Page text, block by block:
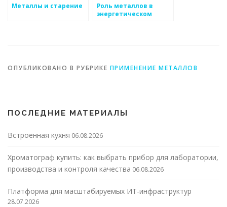
Металлы и старение
Роль металлов в
энергетическом
ОПУБЛИКОВАНО В РУБРИКЕ ПРИМЕНЕНИЕ МЕТАЛЛОВ
ПОСЛЕДНИЕ МАТЕРИАЛЫ
Встроенная кухня 06.08.2026
Хроматограф купить: как выбрать прибор для лаборатории,
производства и контроля качества 06.08.2026
Платформа для масштабируемых ИТ-инфраструктур
28.07.2026